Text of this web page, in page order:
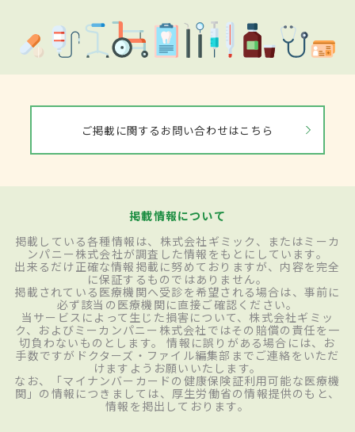
ご掲載に関するお問い合わせはこちら
掲載情報について
掲載している各種情報は、株式会社ギミック、またはミーカ
ンパニー株式会社が調査した情報をもとにしています。
出来るだけ正確な情報掲載に努めておりますが、内容を完全
に保証するものではありません。
掲載されている医療機関へ受診を希望される場合は、事前に
必ず該当の医療機関に直接ご確認ください。
当サービスによって生じた損害について、株式会社ギミッ
ク、およびミーカンパニー株式会社ではその賠償の責任を一
切負わないものとします。 情報に誤りがある場合には、お
手数ですがドクターズ・ファイル編集部までご連絡をいただ
けますようお願いいたします。
なお、「マイナンバーカードの健康保険証利用可能な医療機
関」の情報につきましては、厚生労働省の情報提供のもと、
情報を掲出しております。